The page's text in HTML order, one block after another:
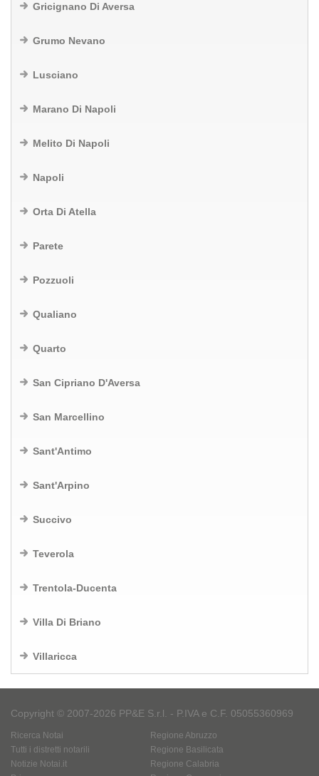
Gricignano Di Aversa
Grumo Nevano
Lusciano
Marano Di Napoli
Melito Di Napoli
Napoli
Orta Di Atella
Parete
Pozzuoli
Qualiano
Quarto
San Cipriano D'Aversa
San Marcellino
Sant'Antimo
Sant'Arpino
Succivo
Teverola
Trentola-Ducenta
Villa Di Briano
Villaricca
Copyright © 2007-2026 PP&E S.r.l. - P.IVA e C.F. 05055360969
Ricerca Notai
Tutti i distretti notarili
Notizie Notai.it
Regione Abruzzo
Regione Basilicata
Regione Calabria